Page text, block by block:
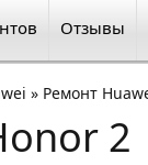
Отзывы
» Ремонт
2